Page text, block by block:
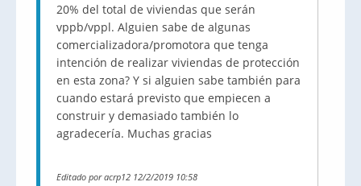
20% del total de viviendas que serán
vppb/vppl. Alguien sabe de algunas
comercializadora/promotora que tenga
intención de realizar viviendas de protección
en esta zona? Y si alguien sabe también para
cuando estará previsto que empiecen a
construir y demasiado también lo
agradecería. Muchas gracias
Editado por acrp12 12/2/2019 10:58